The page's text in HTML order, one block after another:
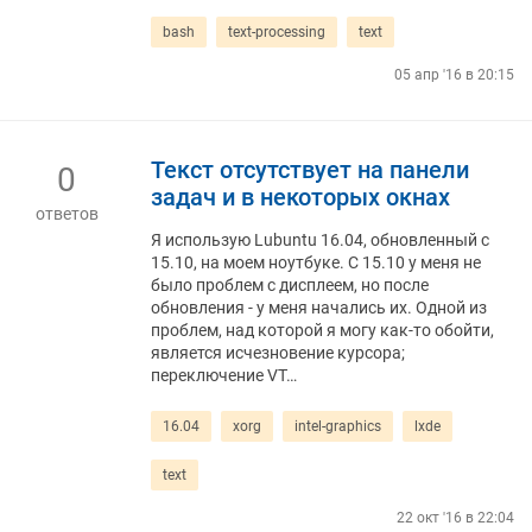
bash text-processing text
05 апр '16 в 20:15
0
ответов
Текст отсутствует на панели
задач и в некоторых окнах
Я использую Lubuntu 16.04, обновленный с
15.10, на моем ноутбуке. С 15.10 у меня не
было проблем с дисплеем, но после
обновления - у меня начались их. Одной из
проблем, над которой я могу как-то обойти,
является исчезновение курсора;
переключение VT…
16.04 xorg intel-graphics lxde
text
22 окт '16 в 22:04